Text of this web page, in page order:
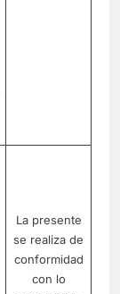
La presente
se realiza de
conformidad
con lo